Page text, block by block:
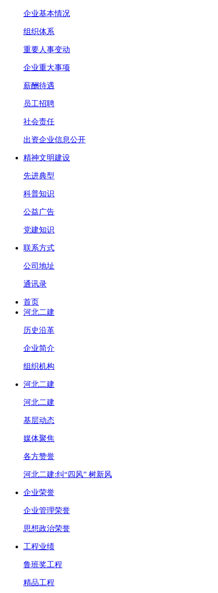
企业基本情况
组织体系
重要人事变动
企业重大事项
薪酬待遇
员工招聘
社会责任
出资企业信息公开
精神文明建设
先进典型
科普知识
公益广告
党建知识
联系方式
公司地址
通讯录
首页
河北二建
历史沿革
企业简介
组织机构
河北二建
河北二建
基层动态
媒体聚焦
各方赞誉
河北二建:纠“四风” 树新风
企业荣誉
企业管理荣誉
思想政治荣誉
工程业绩
鲁班奖工程
精品工程